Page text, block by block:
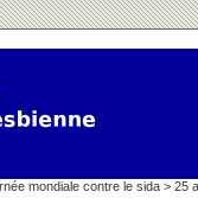
mondiale contre le sida > 25